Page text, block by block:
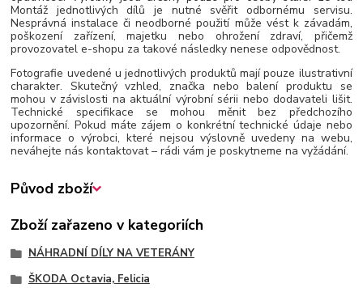
Montáž jednotlivých dílů je nutné svěřit odbornému servisu.
Nesprávná instalace či neodborné použití může vést k závadám,
poškození zařízení, majetku nebo ohrožení zdraví, přičemž
provozovatel e-shopu za takové následky nenese odpovědnost.
Fotografie uvedené u jednotlivých produktů mají pouze ilustrativní
charakter. Skutečný vzhled, značka nebo balení produktu se
mohou v závislosti na aktuální výrobní sérii nebo dodavateli lišit.
Technické specifikace se mohou měnit bez předchozího
upozornění. Pokud máte zájem o konkrétní technické údaje nebo
informace o výrobci, které nejsou výslovně uvedeny na webu,
neváhejte nás kontaktovat – rádi vám je poskytneme na vyžádání.
Původ zboží
Zboží zařazeno v kategoriích
NÁHRADNÍ DÍLY NA VETERÁNY
ŠKODA Octavia, Felicia